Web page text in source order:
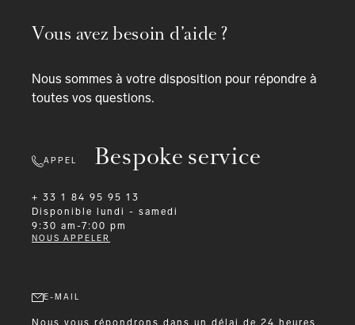
Bespoke service
Vous avez besoin d’aide ?
Nous sommes à votre disposition pour répondre à
toutes vos questions.
APPEL
+ 33 1 84 95 95 13
Disponible
lundi - samedi
9:30 am-7:00 pm
NOUS APPELER
E-MAIL
Nous vous répondrons dans un délai de 24 heures